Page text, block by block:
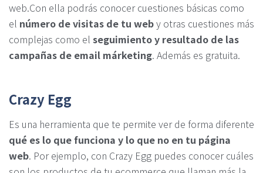
web.Con ella podrás conocer cuestiones básicas como
el número de visitas de tu weby otras cuestiones más
complejas como el seguimiento y resultado de las
campañas de email márketing. Además es gratuita.
Crazy Egg
Es una herramienta que te permite ver de forma diferente
qué es lo que funciona y lo que no en tu página
web. Por ejemplo, con Crazy Egg puedes conocer cuáles